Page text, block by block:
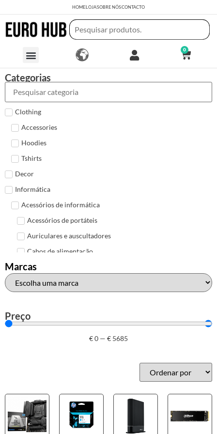
HOMELOJASOBRE NÓSCONTACTO
0
Categorias
Clothing
Accessories
Hoodies
Tshirts
Decor
Informática
Acessórios de informática
Acessórios de portáteis
Auriculares e auscultadores
Cabos de alimentação
Colunas de Som
Hubs
Mais acessórios USB
HP
Outros acessórios de informática
Marcas
Preço
€0 — € 5685